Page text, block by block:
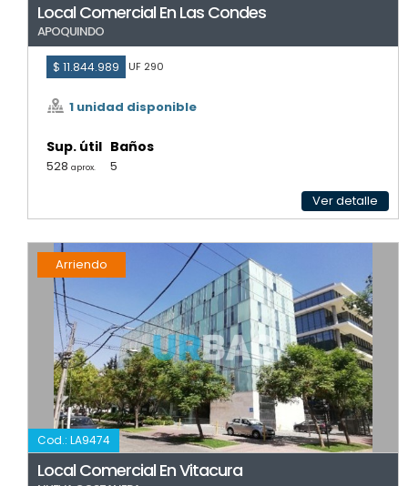
Local Comercial En Las Condes
APOQUINDO
$ 11.844.989 UF 290
1 unidad disponible
Sup. útil
528 aprox.
Baños
5
Ver detalle
Arriendo
Cod.: LA9474
Local Comercial En Vitacura